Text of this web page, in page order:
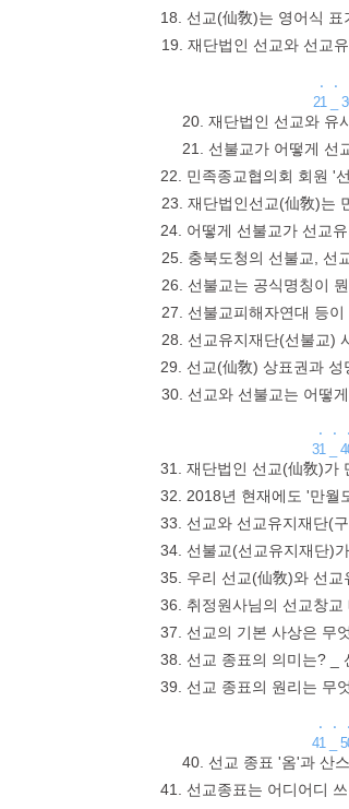
18. 선교(仙敎)는 영어식
19. 재단법인 선교와 선교
. . .
21 _ 30
20. 재단법인 선교와 유
21. 선불교가 어떻게 선
22. 민족종교협의회 회원 '
23. 재단법인선교(仙敎)는
24. 어떻게 선불교가 선교
25. 충북도청의 선불교, 선
26. 선불교는 공식명칭이
27. 선불교피해자연대 등
28. 선교유지재단(선불교)
29. 선교(仙敎) 상표권과
30. 선교와 선불교는 어떻
. . .
31 _ 40
31. 재단법인 선교(仙敎)가
32. 2018년 현재에도 '만월
33. 선교와 선교유지재단(
34. 선불교(선교유지재단)
35. 우리 선교(仙敎)와 선
36. 취정원사님의 선교창
37. 선교의 기본 사상은 무
38. 선교 종표의 의미는? _
39. 선교 종표의 원리는 무
. . .
41 _ 50
40. 선교 종표 '옴'과 산
41. 선교종표는 어디어디